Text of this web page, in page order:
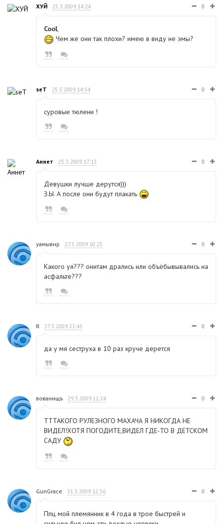
ХУЙ 25.3.2009 14:24 0
Cool,
Чем же они так плохи? имею в виду не эмы?
seT 25.3.2009 14:54 0
суровые тюлени !
Аннет 25.3.2009 17:13 0
Девушки лучше дерутся)))
З.Ы. А после они будут плакать
уамывнр 27.3.2009 10:25 0
Какого уя??? онитам дрались или объёбывывались на
асфальте???
R 27.3.2009 21:43 0
да у мя сеструха в 10 раз круче дерется
вованищъ 29.3.2009 11:24 0
ТТТАКОГО РУЛЕЗНОГО МАХАЧА Я НИКОГДА НЕ
ВИДЕЛ!ХОТЯ ПОГОДИТЕ,ВИДЕЛ ГДЕ-ТО В ДЕТСКОМ
САДУ
GunGrace 31.3.2009 12:36 0
Ппц мой племянник в 4 года в трое быстрей и